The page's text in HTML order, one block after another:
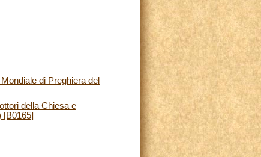
di Preghiera del
della Chiesa e
[B0165]